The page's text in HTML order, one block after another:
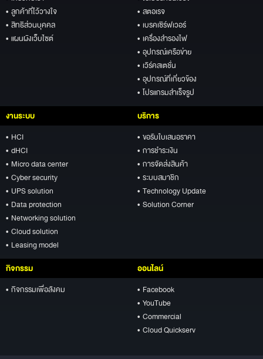
• ลูกค้าที่ไว้วางใจ
• สิทธิส่วนบุคคล
• แผนผังเว็บไซต์
• สตอเรจ
• เบรคเซิร์ฟเวอร์
• เครื่องสำรองไฟ
• อุปกรณ์เครือข่าย
• เวิร์คสเตชั่น
• อุปกรณ์ที่เกี่ยวข้อง
• โปรแกรมสำเร็จรูป
งานระบบ
• HCI
• dHCI
• Micro data center
• Cyber security
• UPS solution
• Data protection
• Networking solution
• Cloud solution
• Leasing model
บริการ
• ขอรับใบเสนอราคา
• การชำระเงิน
• การจัดส่งสินค้า
• ระบบสมาชิก
• Technology Update
• Solution Corner
กิจกรรม
• กิจกรรมเพื่อสังคม
ออนไลน์
• Facebook
• YouTube
• Commercial
• Cloud Quickserv